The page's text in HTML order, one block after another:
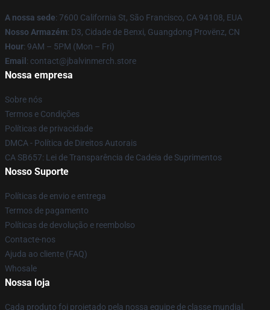
A nossa sede: 7600 California St, São Francisco, CA 94108, EUA
Nosso Armazém: D3, Cidade de Benxi, Guangdong Provënz, CN
Hour: 9AM – 5PM (Mon – Fri)
Email : contact@jbalvinmerch.store
Nossa empresa
Sobre nós
Termos e Condições
Políticas de privacidade
DMCA - Política de Direitos Autorais
CA SB657: Lei de Transparência de Cadeia de Suprimentos
Nosso Suporte
Políticas de envio e entrega
Termos de pagamento
Políticas de devolução e reembolso
Contacte-nos
Ajuda ao cliente (FAQ)
Whosale
Nossa loja
Cada produto foi projetado pela nossa equipe de classe mundial.